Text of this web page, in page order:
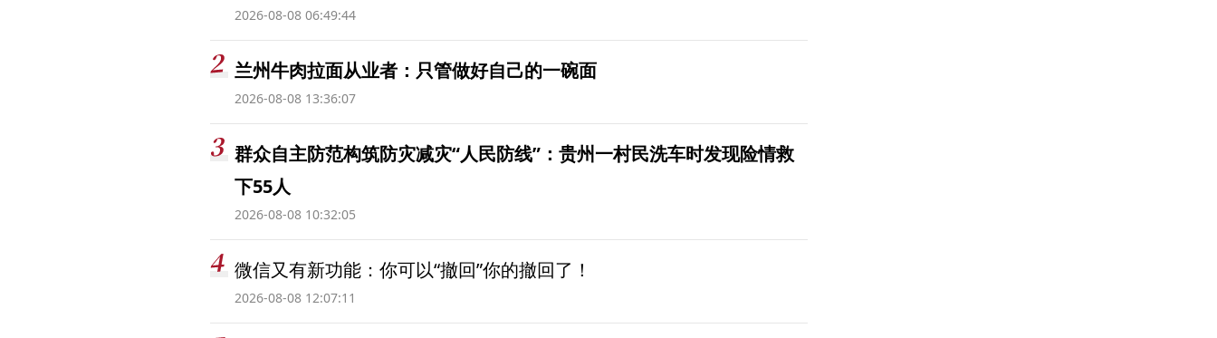
2026-08-08 06:49:44
兰州牛肉拉面从业者：只管做好自己的一碗面
2026-08-08 13:36:07
群众自主防范构筑防灾减灾“人民防线”：贵州一村民洗车时发现险情救
下55人
2026-08-08 10:32:05
微信又有新功能：你可以“撤回”你的撤回了！
2026-08-08 12:07:11